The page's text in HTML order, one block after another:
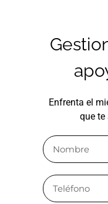
Enfrenta el
que te